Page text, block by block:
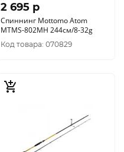
2 695 p
Спиннинг Mottomo Atom
MTMS-802MH 244см/8-32g
Код товара: 070829